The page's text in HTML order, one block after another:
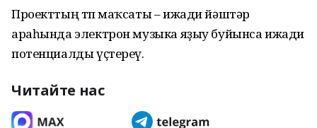
Проекттың төп маҡсаты – ижади йәштәр
араһында электрон музыка яҙыу буйынса ижади
потенциалды үҫтереү.
Читайте нас